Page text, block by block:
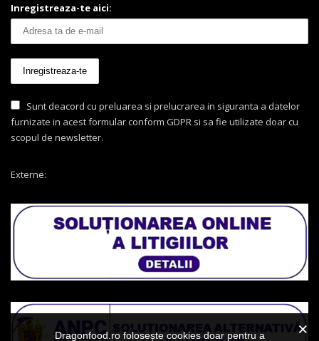
Inregistreaza-te aici:
Sunt deacord cu preluarea si prelucrarea in siguranta a datelor
furnizate in acest formular conform GDPR si sa fie utilizate doar cu
scopul de newsletter.
Externe:
Dragonfood.ro folosește cookies doar pentru a